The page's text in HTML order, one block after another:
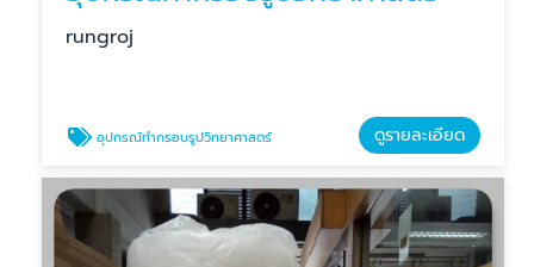
rungroj
อุปกรณ์ทำกรอบรูปวิทยาศาสตร์ ดูรายละเอียด